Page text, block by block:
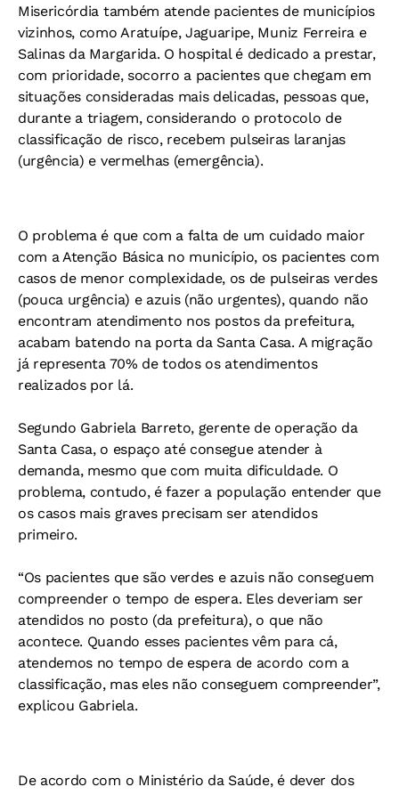
Misericórdia também atende pacientes de municípios
vizinhos, como Aratuípe, Jaguaripe, Muniz Ferreira e
Salinas da Margarida. O hospital é dedicado a prestar,
com prioridade, socorro a pacientes que chegam em
situações consideradas mais delicadas, pessoas que,
durante a triagem, considerando o protocolo de
classificação de risco, recebem pulseiras laranjas
(urgência) e vermelhas (emergência).
O problema é que com a falta de um cuidado maior
com a Atenção Básica no município, os pacientes com
casos de menor complexidade, os de pulseiras verdes
(pouca urgência) e azuis (não urgentes), quando não
encontram atendimento nos postos da prefeitura,
acabam batendo na porta da Santa Casa. A migração
já representa 70% de todos os atendimentos
realizados por lá.
Segundo Gabriela Barreto, gerente de operação da
Santa Casa, o espaço até consegue atender à
demanda, mesmo que com muita dificuldade. O
problema, contudo, é fazer a população entender que
os casos mais graves precisam ser atendidos
primeiro.
“Os pacientes que são verdes e azuis não conseguem
compreender o tempo de espera. Eles deveriam ser
atendidos no posto (da prefeitura), o que não
acontece. Quando esses pacientes vêm para cá,
atendemos no tempo de espera de acordo com a
classificação, mas eles não conseguem compreender”,
explicou Gabriela.
De acordo com o Ministério da Saúde, é dever dos